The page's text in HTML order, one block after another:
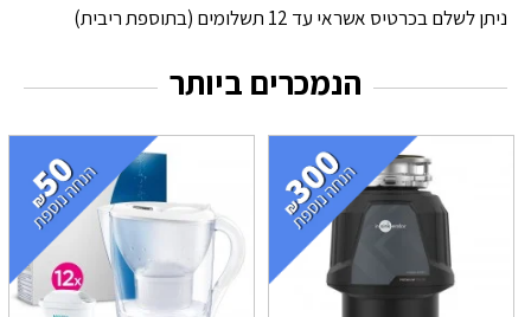
ניתן לשלם בכרטיס אשראי עד 12 תשלומים (בתוספת ריבית)
הנמכרים ביותר